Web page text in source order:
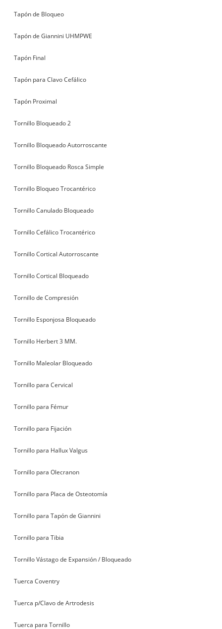
Tapón de Bloqueo
Tapón de Giannini UHMPWE
Tapón Final
Tapón para Clavo Cefálico
Tapón Proximal
Tornillo Bloqueado 2
Tornillo Bloqueado Autorroscante
Tornillo Bloqueado Rosca Simple
Tornillo Bloqueo Trocantérico
Tornillo Canulado Bloqueado
Tornillo Cefálico Trocantérico
Tornillo Cortical Autorroscante
Tornillo Cortical Bloqueado
Tornillo de Compresión
Tornillo Esponjosa Bloqueado
Tornillo Herbert 3 MM.
Tornillo Maleolar Bloqueado
Tornillo para Cervical
Tornillo para Fémur
Tornillo para Fijación
Tornillo para Hallux Valgus
Tornillo para Olecranon
Tornillo para Placa de Osteotomía
Tornillo para Tapón de Giannini
Tornillo para Tibia
Tornillo Vástago de Expansión / Bloqueado
Tuerca Coventry
Tuerca p/Clavo de Artrodesis
Tuerca para Tornillo